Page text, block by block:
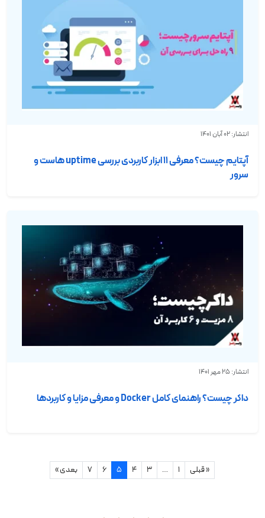
انتشار: 02 آبان 1401
آپتایم چیست؟ معرفی ۱۱ ابزار کاربردی بررسی uptime هاست و
سرور
انتشار: 25 مهر 1401
داکر چیست؟ راهنمای کامل Docker و معرفی مزایا و کاربردها
« قبلی 1
…
3
4
5
6
7 بعدی »